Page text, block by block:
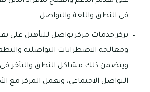
في النطق واللغة والتواصل.
تركز خدمات مركز تواصل للتأهيل على
ومعالجة الاضطرابات التواصلية
ويتضمن ذلك مشاكل النطق والتأخر
التواصل الاجتماعي، ويعمل المركز مع